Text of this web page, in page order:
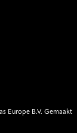
text from
Display text
Display text
Europe B.V. Gemaakt